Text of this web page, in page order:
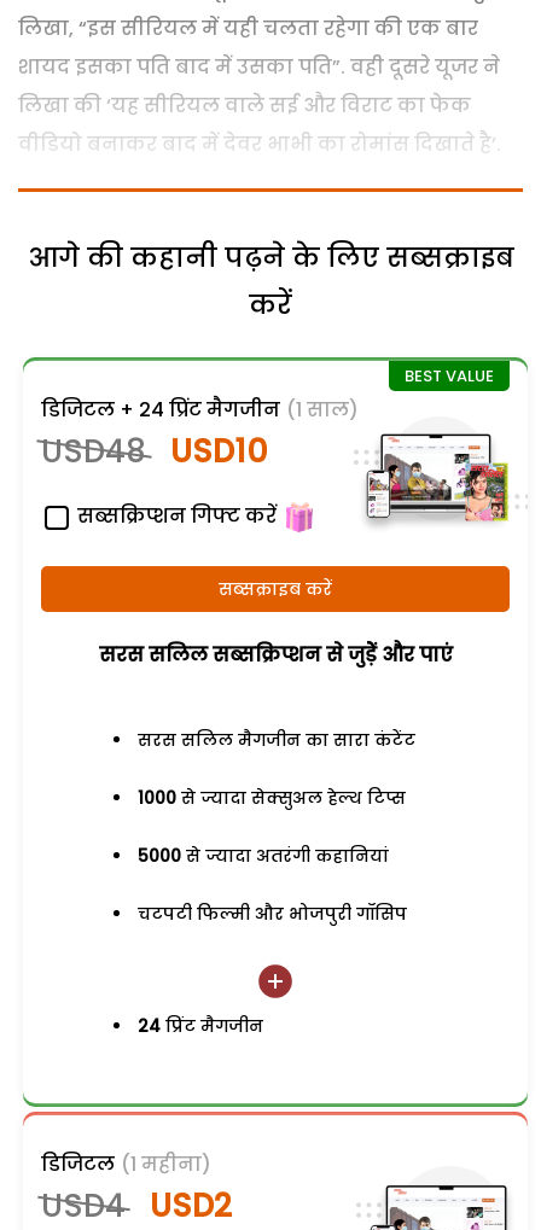
लिखा, “इस सीरियल में यही चलता रहेगा की एक बार
शायद इसका पति बाद में उसका पति”. वही दूसरे यूजर ने
लिखा की ‘यह सीरियल वाले सई और विराट का फेक
वीडियो बनाकर बाद में देवर भाभी का रोमांस दिखाते है’.
आगे की कहानी पढ़ने के लिए सब्सक्राइब
करें
डिजिटल + 24 प्रिंट मैगजीन (1 साल)
USD48 USD10
सब्सक्रिप्शन गिफ्ट करें
सब्सक्राइब करें
सरस सलिल सब्सक्रिप्शन से जुड़ेें और पाएं
सरस सलिल मैगजीन का सारा कंटेंट
1000 से ज्यादा सेक्सुअल हेल्थ टिप्स
5000 से ज्यादा अतरंगी कहानियां
चटपटी फिल्मी और भोजपुरी गॉसिप
24 प्रिंट मैगजीन
डिजिटल (1 महीना)
USD4 USD2